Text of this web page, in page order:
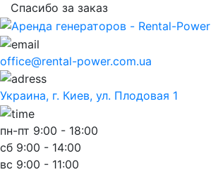
Спасибо за заказ
office@rental-power.com.ua
Украина, г. Киев, ул. Плодовая 1
пн-пт 9:00 - 18:00
сб 9:00 - 14:00
вс 9:00 - 11:00